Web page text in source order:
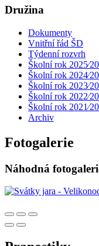
Družina
Dokumenty
Vnitřní řád ŠD
Týdenní rozvrh
Školní rok
Školní rok
Školní rok
Školní rok
Školní rok
Archiv
Fotogalerie
Náhodná